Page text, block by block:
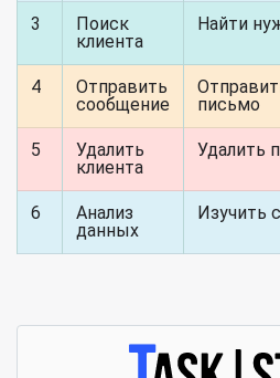
3
Поиск
клиента
Найти
4
Отправить
сообщение
письмо
5
Удалить
клиента
Удалить
6
Анализ
данных
Изучить